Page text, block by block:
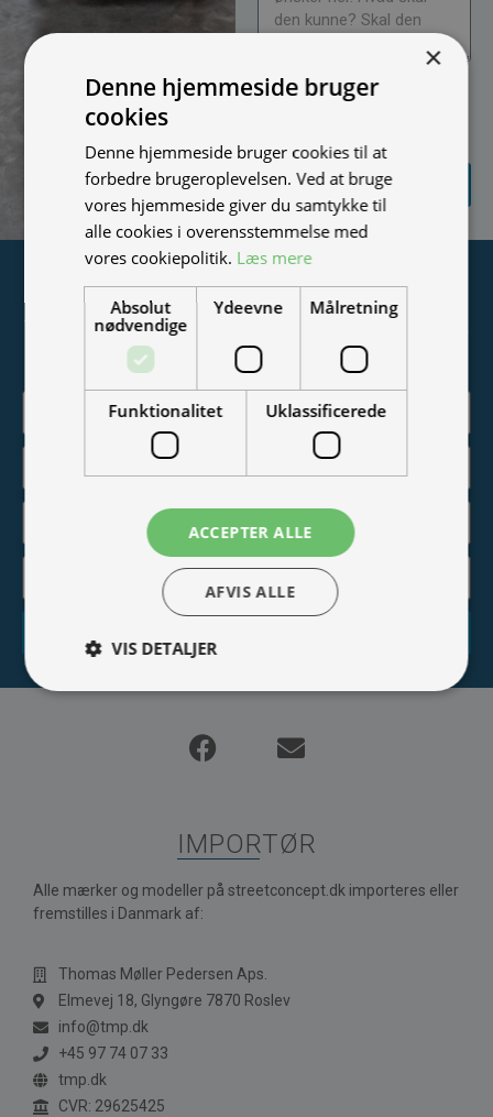
Jeg vil gerne modtage
SEND
FORESPØRGSEL
Tilmeld nyhedsmail
Vær blandt de første til at modtage info om nye produkter,
tilbud, events og udstillinger.
IMPORTØR
Alle mærker og modeller på streetconcept.dk importeres eller
fremstilles i Danmark af:
Thomas Møller Pedersen Aps.
Elmevej 18, Glyngøre 7870 Roslev
info@tmp.dk
+45 97 74 07 33
tmp.dk
CVR: 29625425
×
Denne hjemmeside bruger
cookies
Denne hjemmeside bruger cookies til at
forbedre brugeroplevelsen. Ved at bruge
vores hjemmeside giver du samtykke til
alle cookies i overensstemmelse med
vores cookiepolitik. Læs mere
Absolut
nødvendige
Ydeevne Målretning
Funktionalitet Uklassificerede
ACCEPTER ALLE
AFVIS ALLE
VIS DETALJER